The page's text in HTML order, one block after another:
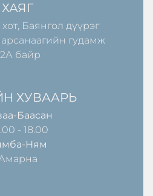
ХАЯГ
Баянгол дүүрэг
гудамж
байр
ХУВААРЬ
Баасан
- 18.00
Ням